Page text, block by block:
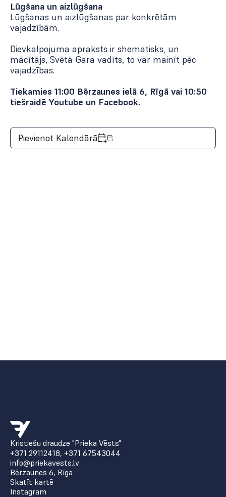
Lūgšana un aizlūgšana
Lūgšanas un aizlūgšanas par konkrētām
vajadzībām.
Dievkalpojuma apraksts ir shematisks, un
mācītājs, Svētā Gara vadīts, to var mainīt pēc
vajadzības.
Tiekamies 11:00 Bērzaunes ielā 6, Rīgā vai 10:50
tiešraidē Youtube un Facebook.
Pievienot Kalendārā
Kristiešu draudze "Prieka Vēsts"
+371 29112418, +371 67543044
info@priekavests.lv
Bērzaunes 6, Rīga
Skatīt kartē
Instagram